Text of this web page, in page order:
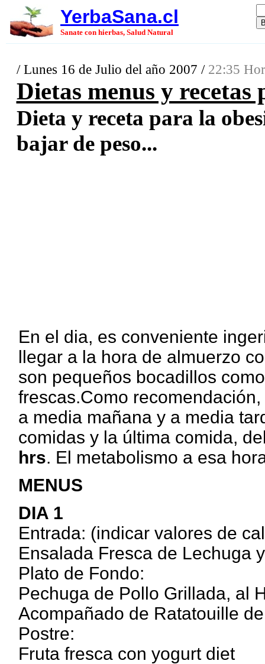
YerbaSana.cl
Sanate con hierbas, Salud Natural
/ Lunes 16 de Julio del año 2007 / 22:35
Dietas menus y recetas
Dieta y receta para la
bajar de peso...
En el dia, es conveniente
llegar a la hora de almuerzo
son pequeños bocadillos
frescas.Como
a media mañana y a media
comidas y la última comida,
hrs. El metabolismo a esa
MENUS
DIA 1
Entrada: (indicar valores de
Ensalada Fresca de Lechuga
Plato de Fondo:
Pechuga de Pollo Grillada, al
Acompañado de Ratatouille
Postre:
Fruta fresca con yogurt diet